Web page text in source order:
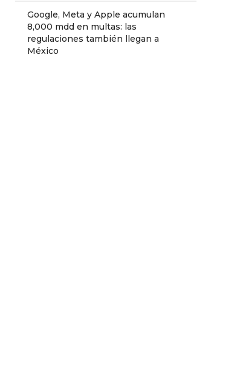
Google, Meta y Apple acumulan
8,000 mdd en multas: las
regulaciones también llegan a
México